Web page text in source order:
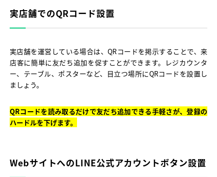
実店舗でのQRコード設置
実店舗を運営している場合は、QRコードを掲示することで、来
店客に簡単に友だち追加を促すことができます。レジカウンタ
ー、テーブル、ポスターなど、目立つ場所にQRコードを設置し
ましょう。
QRコードを読み取るだけで友だち追加できる手軽さが、登録の
ハードルを下げます。
WebサイトへのLINE公式アカウントボタン設置